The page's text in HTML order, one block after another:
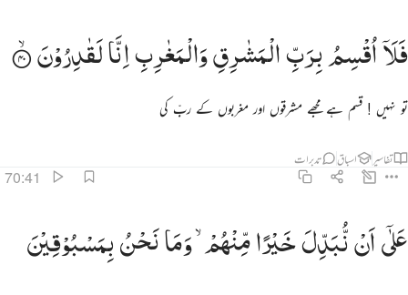
فلا اقسم برب المشارق والمغارب انا لقادرون ٤٠
فَلَآ أُقْسِمُ بِرَبِّ ٱلْمَشَـٰرِقِ وَٱلْمَغَـٰرِبِ إِنَّا لَقَـٰدِرُونَ ٤٠
فَلَاۤاُقْسِمُبِرَبِّالْمَشٰرِقِوَالْمَغٰرِبِاِنَّالَقٰدِرُوْنَ
تو نہیں ! قسم ہے مجھے مشرقوں اور مغربوں کے ربّ کی
تفاسیر اسباق تدبرات
70:41
على ان نبدل خيرا منهم وما نحن بمسبوقين ٤١
عَلَىٰٓ أَن نُّبَدِّلَ خَيْرًۭا مِّنْهُمْ وَمَا نَحْنُ بِمَسْبُوقِينَ ٤١
عَلٰۤیاَنْنُّبَدِّلَخَیْرًامِّنْهُمْ ۙ وَمَانَحْنُبِمَسْبُوْقِیْنَ